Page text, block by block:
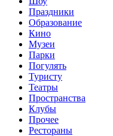
Праздники
Образование
Кино
Музеи
Парки
Погулять
Туристу
Театры
Пространства
Клубы
Прочее
Рестораны